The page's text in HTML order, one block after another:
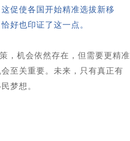
这促使各国开始精准选拔新移
好也印证了这一点。
，机会依然存在，但需要更精准
至关重要。未来，只有真正有
梦想。